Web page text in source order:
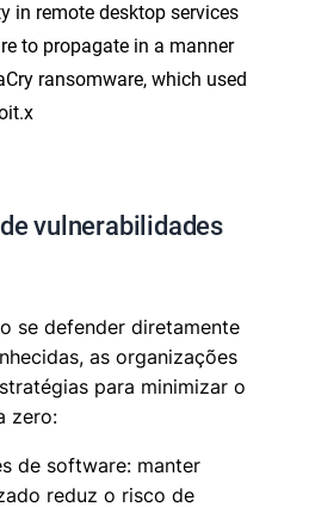
in remote desktop services
to propagate in a manner
ransomware, which used
vulnerabilidades
se defender diretamente
as organizações
para minimizar o
zero:
de software: manter
reduz o risco de